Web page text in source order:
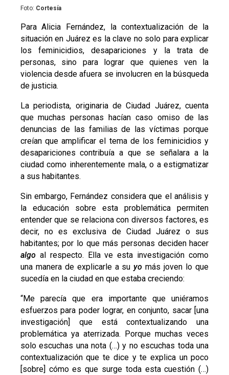
Foto: Cortesía
Para Alicia Fernández, la contextualización de la
situación en Juárez es la clave no solo para explicar
los feminicidios, desapariciones y la trata de
personas, sino para lograr que quienes ven la
violencia desde afuera se involucren en la búsqueda
de justicia.
La periodista, originaria de Ciudad Juárez, cuenta
que muchas personas hacían caso omiso de las
denuncias de las familias de las víctimas porque
creían que amplificar el tema de los feminicidios y
desapariciones contribuía a que se señalara a la
ciudad como inherentemente mala, o a estigmatizar
a sus habitantes.
Sin embargo, Fernández considera que el análisis y
la educación sobre esta problemática permiten
entender que se relaciona con diversos factores, es
decir, no es exclusiva de Ciudad Juárez o sus
habitantes; por lo que más personas deciden hacer
algo al respecto. Ella ve esta investigación como
una manera de explicarle a suyo más joven lo que
sucedía en la ciudad en que estaba creciendo:
“Me parecía que era importante que uniéramos
esfuerzos para poder lograr, en conjunto, sacar [una
investigación] que está contextualizando una
problemática ya aterrizada. Porque muchas veces
solo escuchas una nota (…) y no escuchas toda una
contextualización que te dice y te explica un poco
[sobre] cómo es que surge toda esta cuestión (…)